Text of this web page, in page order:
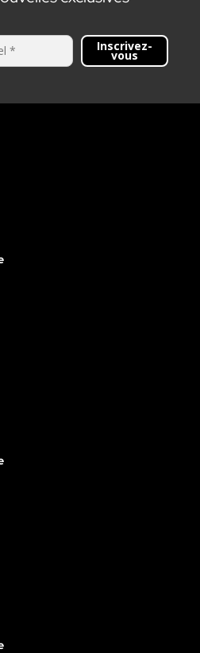
Inscrivez-
vous